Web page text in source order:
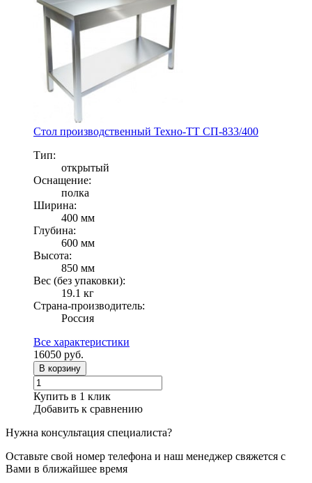
Стол производственный Техно-ТТ СП-833/400
Тип:
открытый
Оснащение:
полка
Ширина:
400 мм
Глубина:
600 мм
Высота:
850 мм
Вес (без упаковки):
19.1 кг
Страна-производитель:
Россия
Все характеристики
16050 руб.
В корзину
Купить в 1 клик
Добавить к сравнению
Нужна консультация специалиста?
Оставьте свой номер телефона и наш менеджер свяжется с
Вами в ближайшее время